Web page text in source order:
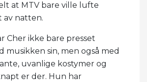
at MTV bare ville lufte
av natten.
Cher ikke bare presset
musikken sin, men også med
uvanlige kostymer og
er der. Hun har